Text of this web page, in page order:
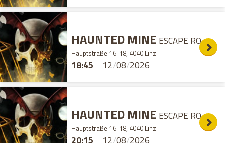
12/08/2026
18:45
HAUNTED MINE ESCAPE ROOM
Hauptstraße 16-18, 4040 Linz
12/08/2026
20:15
HAUNTED MINE ESCAPE ROOM
Hauptstraße 16-18, 4040 Linz